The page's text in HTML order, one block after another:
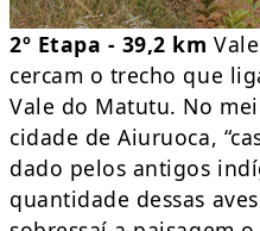
2º Etapa - 39,2 km
cercam o trecho que
Vale do Matutu. No
cidade de Aiuruoca,
dado pelos antigos
quantidade dessas